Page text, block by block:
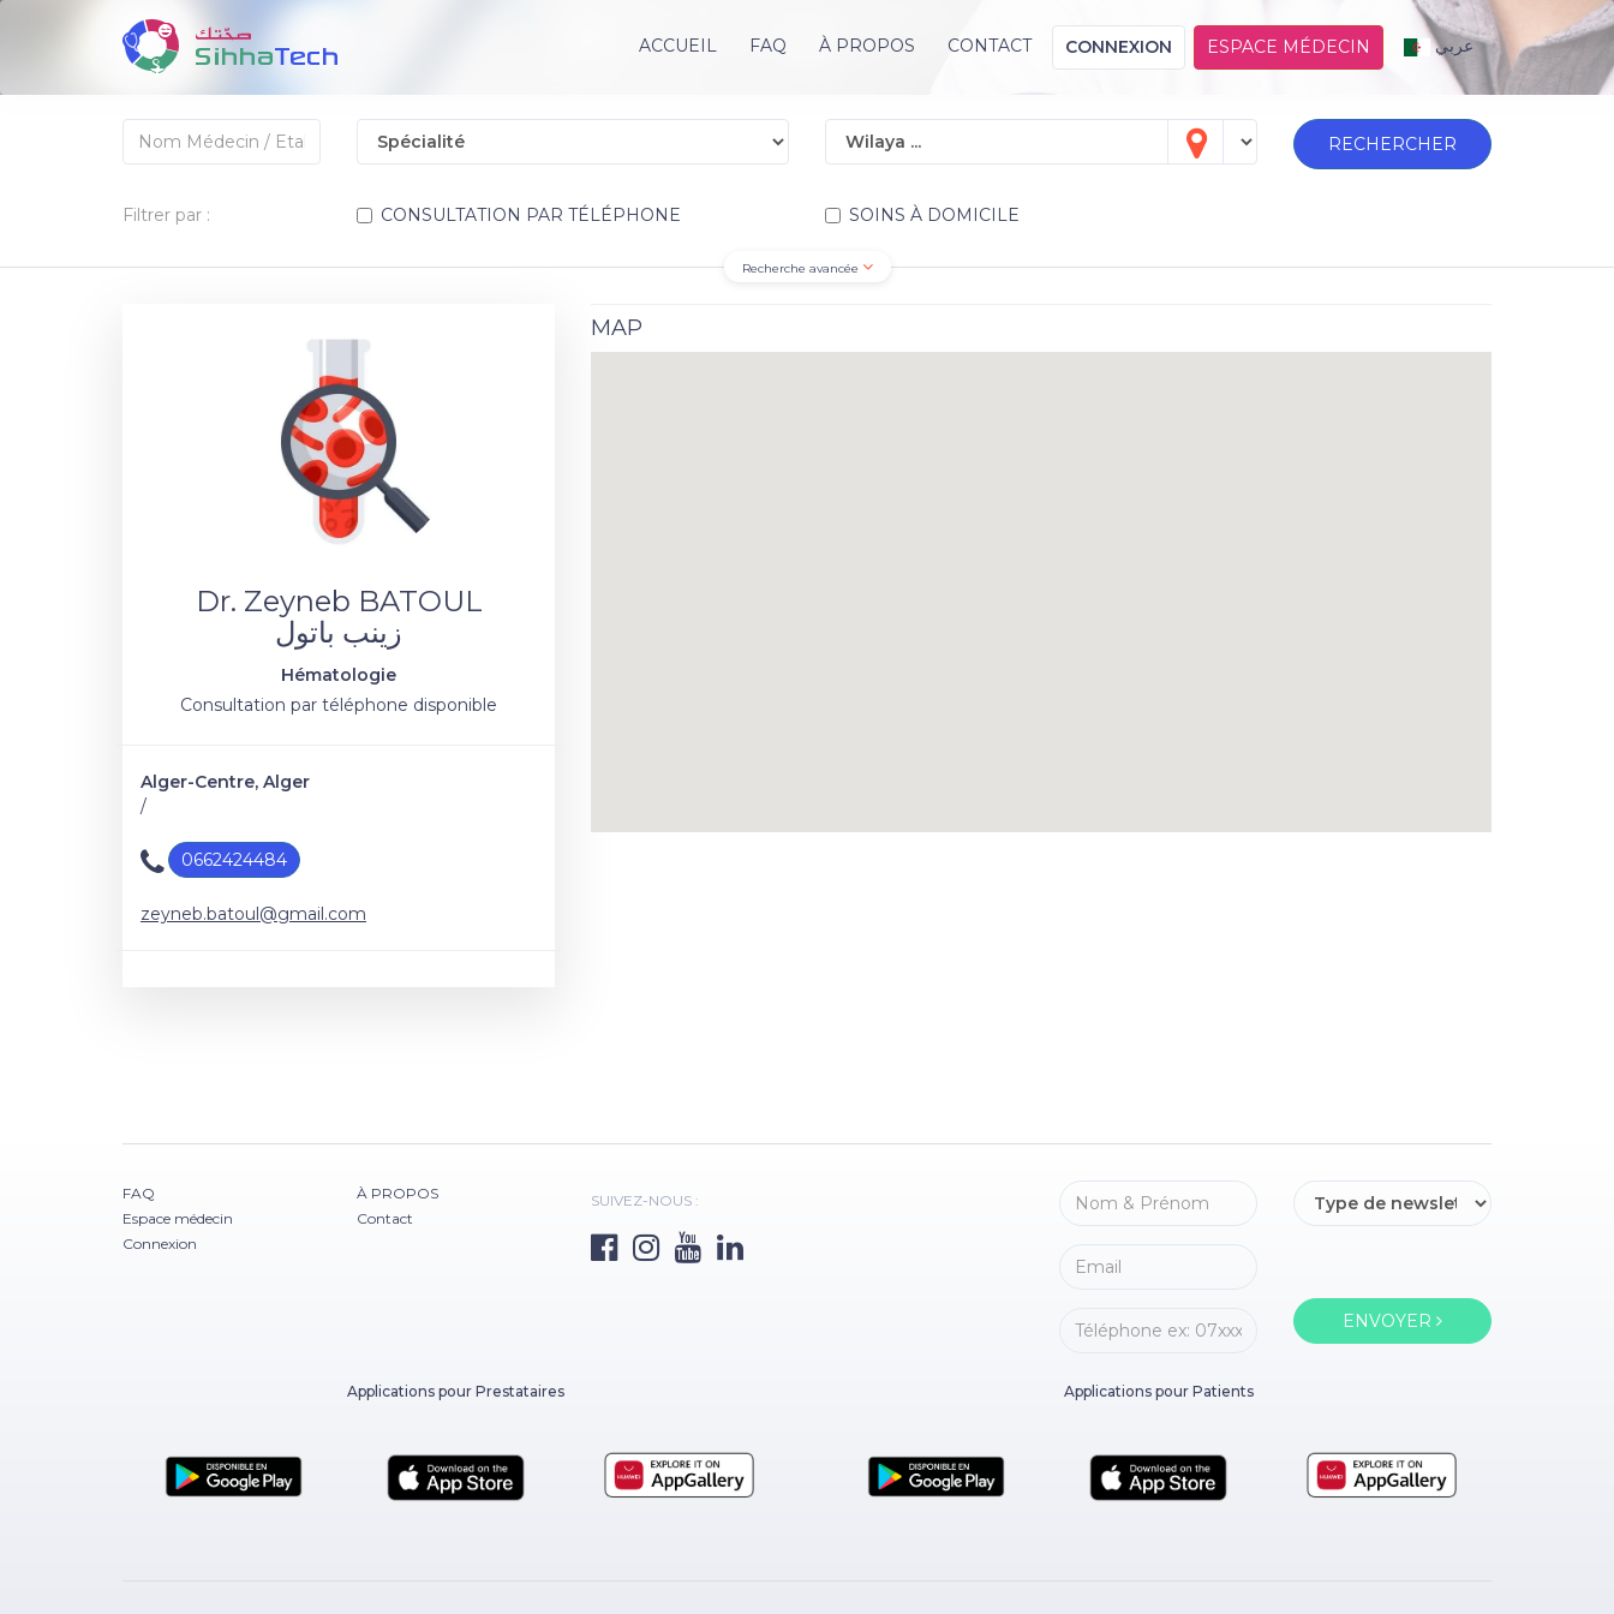
ACCUEIL FAQ À PROPOS CONTACT CONNEXION ESPACE MÉDECIN عربي
RECHERCHER
Filtrer par : CONSULTATION PAR TÉLÉPHONE SOINS À DOMICILE
Recherche avancée
Dr. Zeyneb BATOUL
زينب باتول
Hématologie
Consultation par téléphone disponible
Alger-Centre, Alger
/
0662424484
zeyneb.batoul@gmail.com
MAP
FAQ
Espace médecin
Connexion
À PROPOS
Contact
SUIVEZ-NOUS :
ENVOYER
Applications pour Prestataires Applications pour Patients